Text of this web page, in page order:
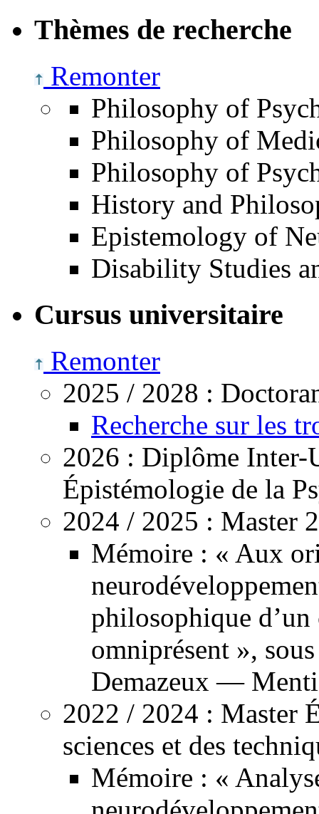
Thèmes de recherche
Remonter
Philosophy of
Philosophy of
Philosophy of
History and
Epistemology of
Disability Studies
Cursus universitaire
Remonter
2025 / 2028 :
Recherche sur les
2026 : Diplôme Inter-
Épistémologie de la
2024 / 2025 : Master
Mémoire : « Aux
philosophique
omniprésent »,
Demazeux—
2022 / 2024 : Master
sciences et des
Mémoire : «